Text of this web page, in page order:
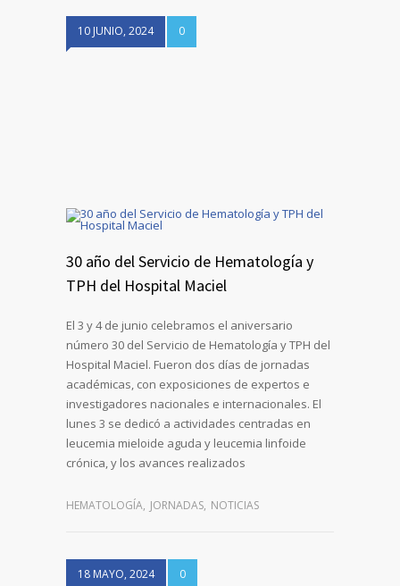
10 JUNIO, 2024 0
30 año del Servicio de Hematología y
TPH del Hospital Maciel
El 3 y 4 de junio celebramos el aniversario
número 30 del Servicio de Hematología y TPH del
Hospital Maciel. Fueron dos días de jornadas
académicas, con exposiciones de expertos e
investigadores nacionales e internacionales. El
lunes 3 se dedicó a actividades centradas en
leucemia mieloide aguda y leucemia linfoide
crónica, y los avances realizados
HEMATOLOGÍA, JORNADAS, NOTICIAS
18 MAYO, 2024 0